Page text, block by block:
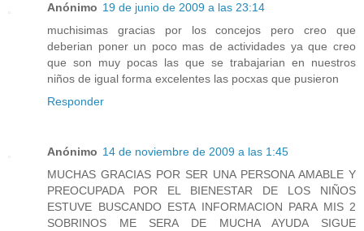
Anónimo 19 de junio de 2009 a las 23:14
muchisimas gracias por los concejos pero creo que
deberian poner un poco mas de actividades ya que creo
que son muy pocas las que se trabajarian en nuestros
niños de igual forma excelentes las pocxas que pusieron
Responder
Anónimo 14 de noviembre de 2009 a las 1:45
MUCHAS GRACIAS POR SER UNA PERSONA AMABLE Y
PREOCUPADA POR EL BIENESTAR DE LOS NIÑOS
ESTUVE BUSCANDO ESTA INFORMACION PARA MIS 2
SOBRINOS ME SERA DE MUCHA AYUDA SIGUE